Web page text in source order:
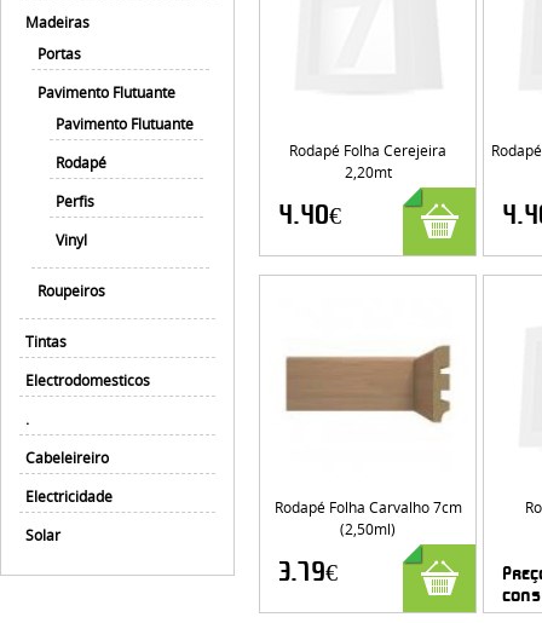
Madeiras
Portas
Pavimento Flutuante
Pavimento Flutuante
Rodapé
Perfis
Vinyl
Roupeiros
Tintas
Electrodomesticos
.
Cabeleireiro
Electricidade
Solar
Rodapé Folha Cerejeira
2,20mt
4.40€
Rodapé Folha Carvalho 7cm
(2,50ml)
3.79€